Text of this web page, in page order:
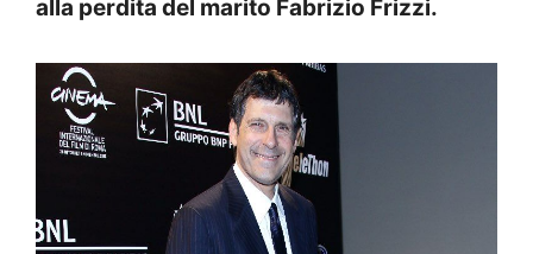
alla perdita del marito Fabrizio Frizzi.